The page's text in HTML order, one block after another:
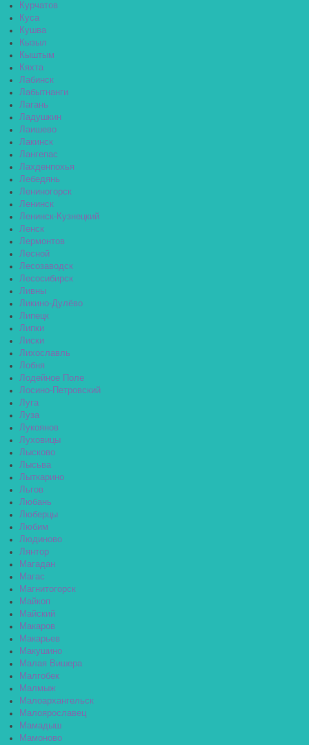
Курчатов
Куса
Кушва
Кызыл
Кыштым
Кяхта
Лабинск
Лабытнанги
Лагань
Ладушкин
Лаишево
Лакинск
Лангепас
Лахденпохья
Лебедянь
Лениногорск
Ленинск
Ленинск-Кузнецкий
Ленск
Лермонтов
Лесной
Лесозаводск
Лесосибирск
Ливны
Ликино-Дулёво
Липецк
Липки
Лиски
Лихославль
Лобня
Лодейное Поле
Лосино-Петровский
Луга
Луза
Лукоянов
Луховицы
Лысково
Лысьва
Лыткарино
Льгов
Любань
Люберцы
Любим
Людиново
Лянтор
Магадан
Магас
Магнитогорск
Майкоп
Майский
Макаров
Макарьев
Макушино
Малая Вишера
Малгобек
Малмыж
Малоархангельск
Малоярославец
Мамадыш
Мамоново